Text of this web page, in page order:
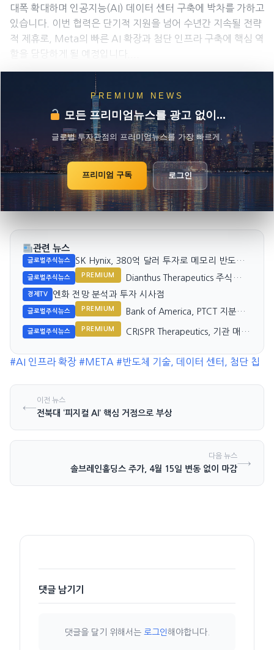
대폭 확대하며 인공지능(AI) 데이터 센터 구축에 박차를 가하고
있습니다. 이번 협력은 단기적 지원을 넘어 수년간 지속될 전략
적 제휴로, Meta의 빠른 AI 확장과 첨단 인프라 구축에 핵심 역
할을 담당하게 될 예정입니다....
PREMIUM NEWS
모든 프리미엄뉴스를 광고 없이...
글로벌 투자관점의 프리미엄뉴스를 가장 빠르게.
프리미엄 구독 로그인
관련 뉴스
글로벌주식뉴스
SK Hynix, 380억 달러 투자로 메모리 반도체
생산 확대
글로벌주식뉴스 PREMIUM
Dianthus Therapeutics 주식
154.9% 증가, 기관 투자자 몰리
경제TV 엔화 전망 분석과 투자 시사점
글로벌주식뉴스 PREMIUM
Bank of America, PTCT 지분
글로벌주식뉴스 PREMIUM
CRISPR Therapeutics, 기관 매도
#AI 인프라 확장 #META #반도체 기술, 데이터 센터, 첨단 칩
←이전 뉴스
전북대 ‘피지컬 AI’ 핵심 거점으로 부상
다음 뉴스
솔브레인홀딩스 주가, 4월 15일 변동 없이 마감→
댓글 남기기
댓글을 달기 위해서는 로그인해야합니다.